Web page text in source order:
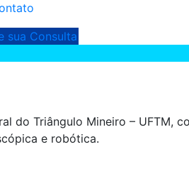
sua Consulta
do Triângulo Mineiro –
e robótica.